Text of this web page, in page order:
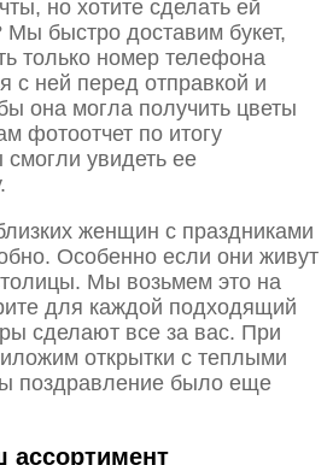
но хотите сделать ей
быстро доставим букет,
только номер телефона
ней перед отправкой и
она могла получить цветы
фотоотчет по итогу
увидеть ее
женщин с праздниками
Особенно если они живут
Мы возьмем это на
для каждой подходящий
сделают все за вас. При
открытки с теплыми
поздравление было еще
ассортимент